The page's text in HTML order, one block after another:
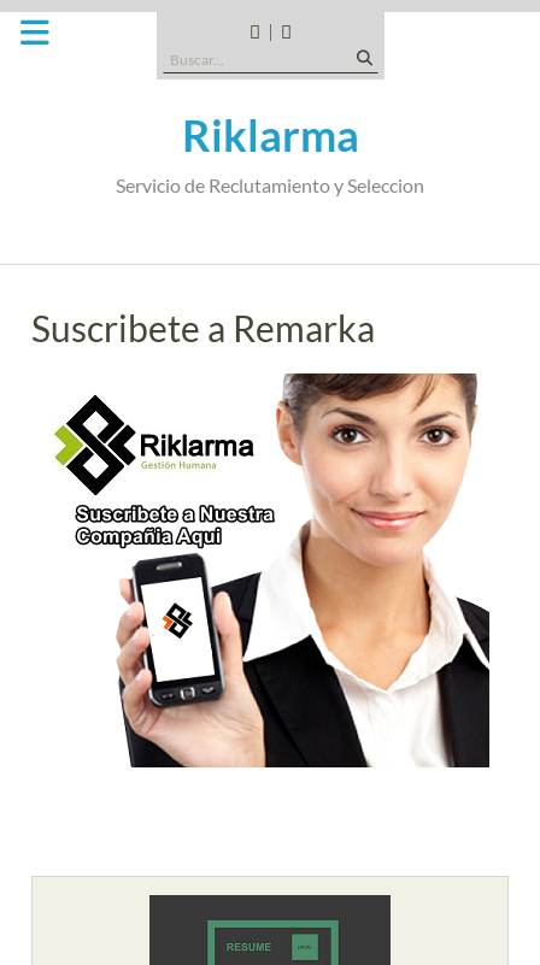
Saltar
CANDIDATOS
TIPO
EMPRESA
SOMOS
Buscar:
Riklarma
Servicio de Reclutamiento y Seleccion
Suscribete a Remarka